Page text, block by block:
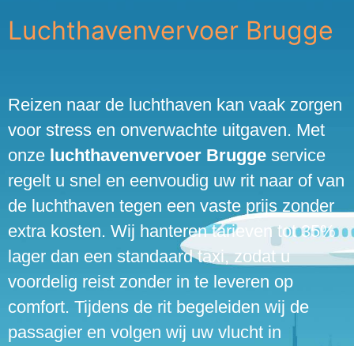
Luchthavenvervoer Brugge
Reizen naar de luchthaven kan vaak zorgen
voor stress en onverwachte uitgaven. Met
onze luchthavenvervoer Brugge service
regelt u snel en eenvoudig uw rit naar of van
de luchthaven tegen een vaste prijs zonder
extra kosten. Wij hanteren tarieven tot 35%
lager dan een standaard taxi, zodat u
voordelig reist zonder in te leveren op
comfort. Tijdens de rit begeleiden wij de
passagier en volgen wij uw vlucht in